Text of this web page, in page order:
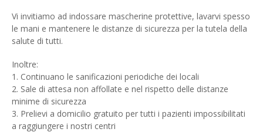
Vi invitiamo ad indossare mascherine protettive, lavarvi spesso
le mani e mantenere le distanze di sicurezza per la tutela della
salute di tutti.
Inoltre:
1. Continuano le sanificazioni periodiche dei locali
2. Sale di attesa non affollate e nel rispetto delle distanze
minime di sicurezza
3. Prelievi a domicilio gratuito per tutti i pazienti impossibilitati
a raggiungere i nostri centri